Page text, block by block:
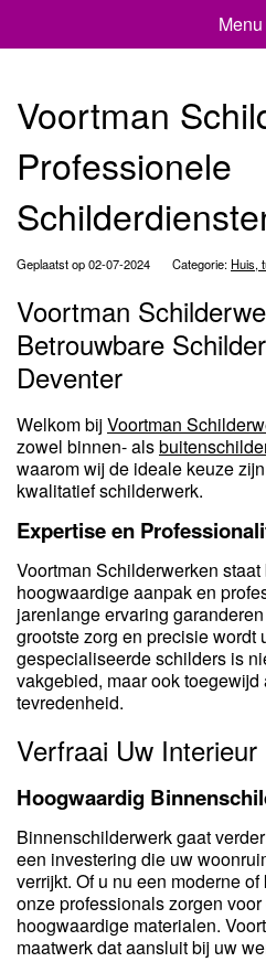
Voortman
Professionele
Geplaatst op 02-07-2024 Categorie: Huis,
Voortman
Betrouwbare
Deventer
Welkom bijVoortman
zowel binnen- als
waarom wij de ideale keuze
kwalitatief schilderwerk.
Expertise en
Voortman Schilderwerken
hoogwaardige aanpak en
jarenlange ervaring
grootste zorg en precisie wordt
gespecialiseerde schilders is
vakgebied, maar ook
tevredenheid.
Verfraai Uw Interieur
Hoogwaardig
Binnenschilderwerk gaat
een investering die uw
verrijkt. Of u nu een moderne
onze professionals zorgen
hoogwaardige materialen.
maatwerk dat aansluit bij uw